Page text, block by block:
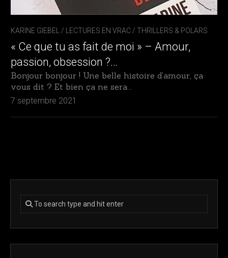
KARINE GIEBEL / LECTURES EN VRAC / THRILLERS & POLARS
« Ce que tu as fait de moi » – Amour,
passion, obsession ?…
Bonjour bonjour ! Une belle histoire d’amour, ça
vous dit ? Et bien ça ne sera...
7 septembre 2021